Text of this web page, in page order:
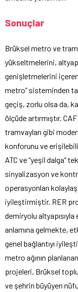
Sonuçlar
Brüksel metro ve
yükseltmelerini,
genişletmelerini
metro” sisteminden
geçiş, zorlu olsa da,
ölçüde artırmıştır.
tramvayları gibi
konforunu ve
ATC ve “yeşil dalga”
sinyalizasyon ve
operasyonları
iyileştirmiştir. RER
demiryolu
anlamına gelmekte,
genel bağlantıyı
metro ağının
projeleri, Brüksel
ve şehrin büyüyen